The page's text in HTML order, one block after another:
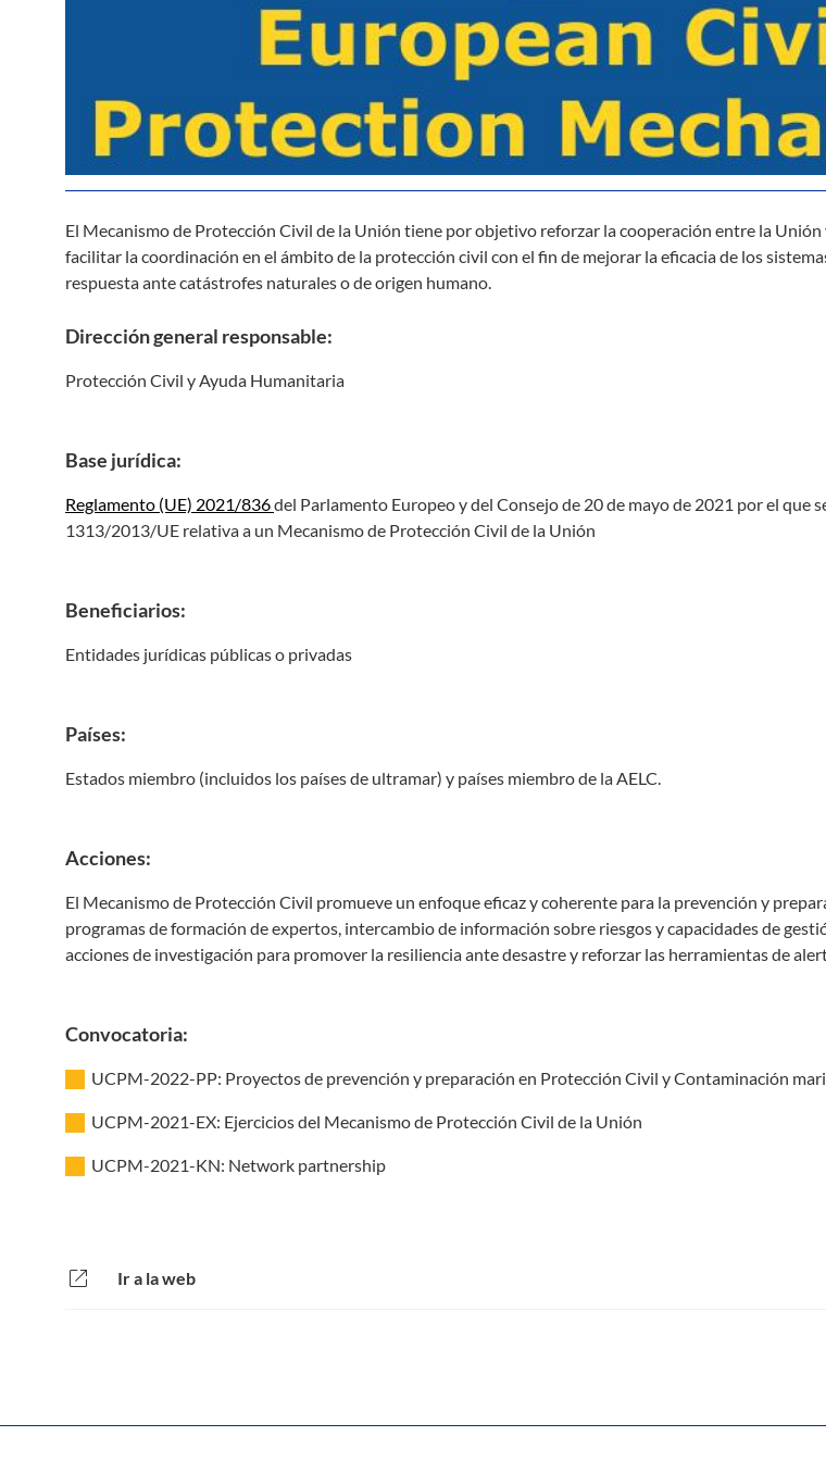
El Mecanismo de Protección Civil de la Unión tiene por objetivo reforzar la cooperación entre la Unión
facilitar la coordinación en el ámbito de la protección civil con el fin de mejorar la eficacia de los
respuesta ante catástrofes naturales o de origen humano.
Dirección general responsable:
Protección Civil y Ayuda Humanitaria
Base jurídica:
Reglamento (UE) 2021/836del Parlamento Europeo y del Consejo de 20 de mayo de 2021 por el que
1313/2013/UE relativa a un Mecanismo de Protección Civil de la Unión
Beneficiarios:
Entidades jurídicas públicas o privadas
Países:
Estados miembro (incluidos los países de ultramar) y países miembro de la AELC.
Acciones:
El Mecanismo de Protección Civil promueve un enfoque eficaz y coherente para la prevención y
programas de formación de expertos, intercambio de información sobre riesgos y capacidades de
acciones de investigación para promover la resiliencia ante desastre y reforzar las herramientas de
Convocatoria:
UCPM-2022-PP: Proyectos de prevención y preparación en Protección Civil y Contaminación
UCPM-2021-EX: Ejercicios del Mecanismo de Protección Civil de la Unión
UCPM-2021-KN: Network partnership
open_in_new Ir a la web